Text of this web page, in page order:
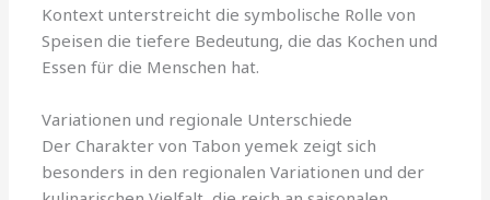
Kontext unterstreicht die symbolische Rolle von
Speisen die tiefere Bedeutung, die das Kochen und
Essen für die Menschen hat.
Variationen und regionale Unterschiede
Der Charakter von Tabon yemek zeigt sich
besonders in den regionalen Variationen und der